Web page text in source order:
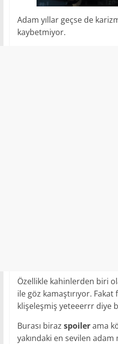
Adam yıllar geçse de
kaybetmiyor.
Özellikle kahinlerden biri
ile göz kamaştırıyor. Fakat
klişeleşmiş yeteeerrr diye
Burası biraz spoilerama
yakındaki en sevilen adam